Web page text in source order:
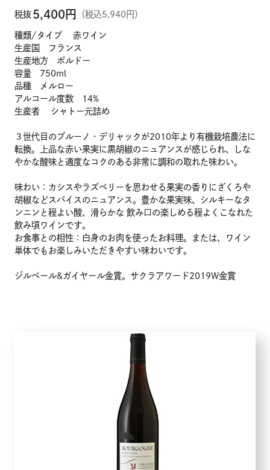
税抜 5,400円 （税込5,940円）
種類/タイプ 赤ワイン
生産国 フランス
生産地方 ボルドー
容量 750ml
品種 メルロー
アルコール度数 14%
生産者 シャトー元詰め
３世代目のブルーノ・デリャックが2010年より有機栽培農法に
転換。上品な赤い果実に黒胡椒のニュアンスが感じられ、しな
やかな酸味と適度なコクのある非常に調和の取れた味わい。
味わい：カシスやラズベリーを思わせる果実の香りにざくろや
胡椒などスパイスのニュアンス。豊かな果実味、シルキーなタ
ンニンと程よい酸、滑らかな 飲み口の楽しめる程よくこなれた
飲み頃ワインです。
お食事との相性：白身のお肉を使ったお料理。または、ワイン
単体でもお楽しみいただきやすい味わいです。
ジルベール&ガイヤール金賞。サクラアワード2019W金賞